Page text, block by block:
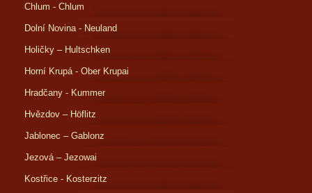
Chlum - Chlum
Dolní Novina - Neuland
Holičky – Hultschken
Horní Krupá - Ober Krupai
Hradčany - Kummer
Hvězdov – Höflitz
Jablonec – Gablonz
Jezová – Jezowai
Kostřice - Kosterzitz